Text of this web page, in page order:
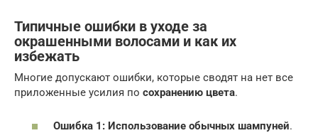
Типичные ошибки в уходе за
окрашенными волосами и как их
избежать
Многие допускают ошибки, которые сводят на нет все
приложенные усилия по сохранению цвета.
Ошибка 1: Использование обычных шампуней.